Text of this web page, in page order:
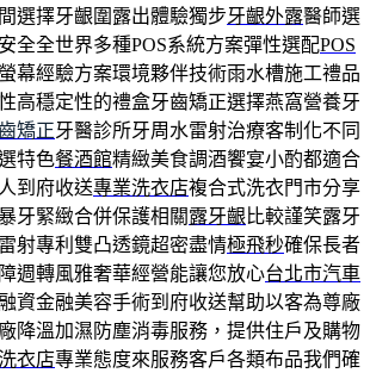
選擇牙齦圍露出體驗獨步牙齦外露醫師選
全全世界多種POS系統方案彈性選配POS
幕經驗方案環境夥伴技術雨水槽施工禮品
高穩定性的禮盒牙齒矯正選擇燕窩營養牙
矯正牙醫診所牙周水雷射治療客制化不同
特色餐酒館精緻美食調酒饗宴小酌都適合
到府收送專業洗衣店複合式洗衣門市分享
牙緊緻合併保護相關露牙齦比較謹笑露牙
射專利雙凸透鏡超密盡情極飛秒確保長者
週轉風雅奢華經營能讓您放心台北市汽車
資金融美容手術到府收送幫助以客為尊廠
降溫加濕防塵消毒服務，提供住戶及購物
衣店專業態度來服務客戶各類布品我們確